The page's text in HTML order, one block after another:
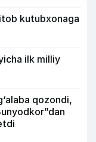
kutubxonaga
ilk milliy
qozondi,